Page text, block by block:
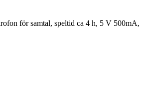
för samtal, speltid ca 4 h, 5 V 500mA,